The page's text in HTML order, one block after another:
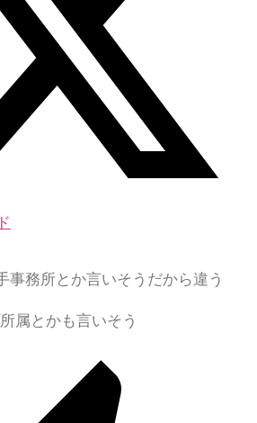
事務所とか言いそうだから違う
属とかも言いそう